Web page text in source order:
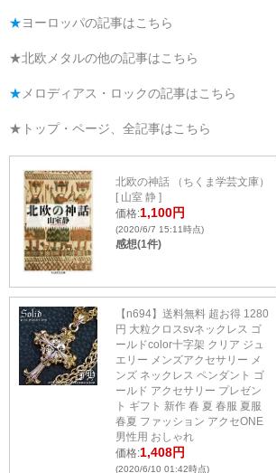
★ヨーロッパの記事はこちら
★北欧メタルの他の記事はこちら
★ メロディアス・ロックの記事はこちら
★トップ・ページ、全記事はこちら
北欧の神話 （ちくま学芸文庫）
[ 山室 静 ]
価格:1,100円
(2020/6/7 15:11時点)
感想(1件)
【n694】送料無料 超お得 1280
円 大粒クロスsvネックレス ゴ
ールドcolor十字架 クリア ジュ
エリー メンズアクセサリー メ
ンズ ネックレス ペンダント ゴ
ールド アクセサリー プレゼン
ト ギフト 新作 春 夏 春服 夏服
春夏 ファッション アクセONE
男性用 おしゃれ
価格:1,408円
(2020/6/10 01:42時点)